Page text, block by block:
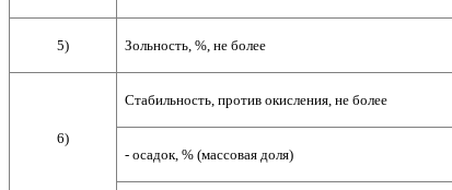
5) Зольность, %, не более
6)
Стабильность, против окисления, не более
- осадок, % (массовая доля)